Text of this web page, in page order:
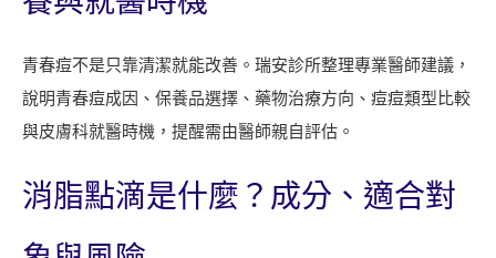
青春痘不是只靠清潔就能改善。瑞安診所整理專業醫師建議，
說明青春痘成因、保養品選擇、藥物治療方向、痘痘類型比較
與皮膚科就醫時機，提醒需由醫師親自評估。
消脂點滴是什麼？成分、適合對